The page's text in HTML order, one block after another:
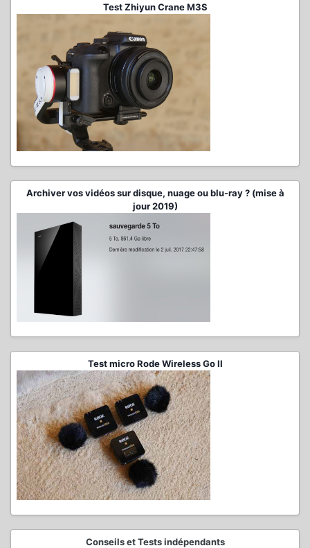
Test Zhiyun Crane M3S
Archiver vos vidéos sur disque, nuage ou blu-ray ? (mise à
jour 2019)
Test micro Rode Wireless Go II
Conseils et Tests indépendants